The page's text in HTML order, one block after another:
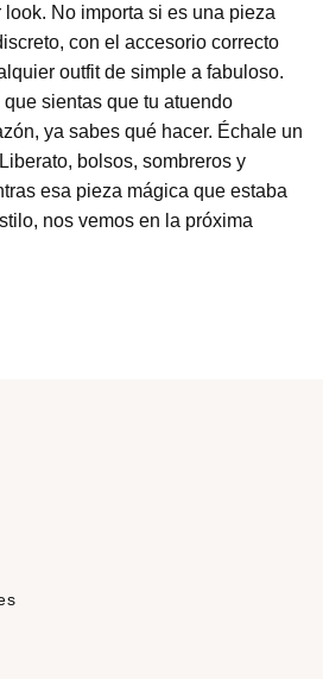
No importa si es una pieza
con el accesorio correcto
outfit de simple a fabuloso.
sientas que tu atuendo
ya sabes qué hacer. Échale un
bolsos, sombreros y
esa pieza mágica que estaba
nos vemos en la próxima